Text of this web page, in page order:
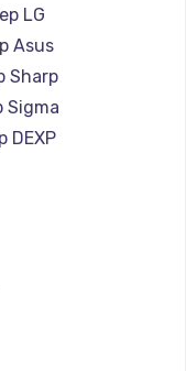
LG
Asus
Sharp
Sigma
DEXP